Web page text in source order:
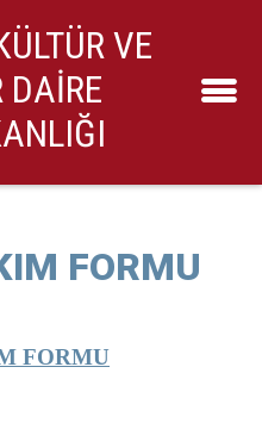
VE
DAİRE
FORMU
FORMU